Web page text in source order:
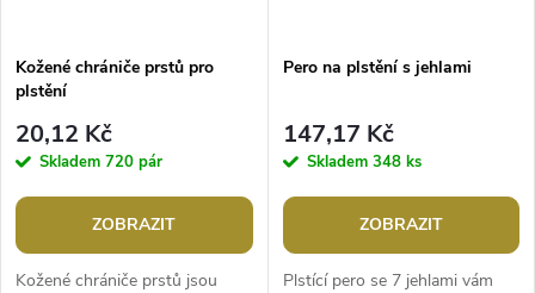
Kožené chrániče prstů pro
plstění
20,12 Kč
Skladem 720 pár
ZOBRAZIT
Kožené chrániče prstů jsou
Pero na plstění s jehlami
147,17 Kč
Skladem 348 ks
ZOBRAZIT
Plstící pero se 7 jehlami vám